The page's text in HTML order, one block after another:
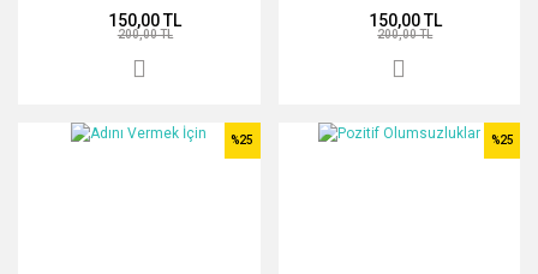
150,00 TL
200,00 TL
150,00 TL
200,00 TL
%25 %25